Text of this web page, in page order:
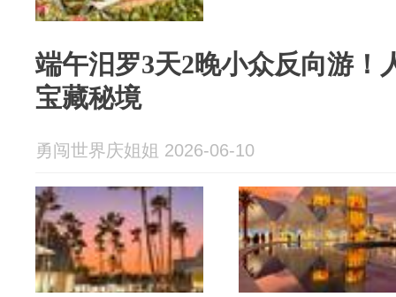
端午汨罗3天2晚小众反向游！
宝藏秘境
勇闯世界庆姐姐 2026-06-10